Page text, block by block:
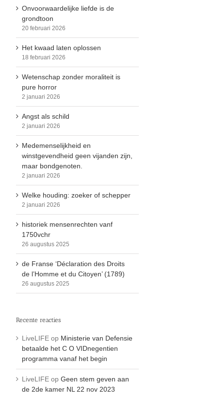
Onvoorwaardelijke liefde is de
grondtoon
20 februari 2026
Het kwaad laten oplossen
18 februari 2026
Wetenschap zonder moraliteit is
pure horror
2 januari 2026
Angst als schild
2 januari 2026
Medemenselijkheid en
winstgevendheid geen vijanden zijn,
maar bondgenoten.
2 januari 2026
Welke houding: zoeker of schepper
2 januari 2026
historiek mensenrechten vanf
1750vchr
26 augustus 2025
de Franse ‘Déclaration des Droits
de l’Homme et du Citoyen’ (1789)
26 augustus 2025
Recente reacties
LiveLIFE op Ministerie van Defensie
betaalde het C O VIDnegentien
programma vanaf het begin
LiveLIFE op Geen stem geven aan
de 2de kamer NL 22 nov 2023